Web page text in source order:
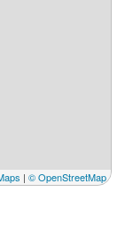
| © OpenStreetMap